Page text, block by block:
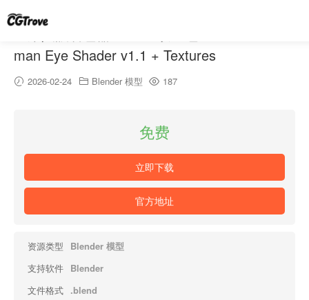
man Eye Shader v1.1 + Textures
2026-02-24 Blender 模型 187
免费
立即下载
官方地址
资源类型
Blender 模型
支持软件 Blender
文件格式 .blend